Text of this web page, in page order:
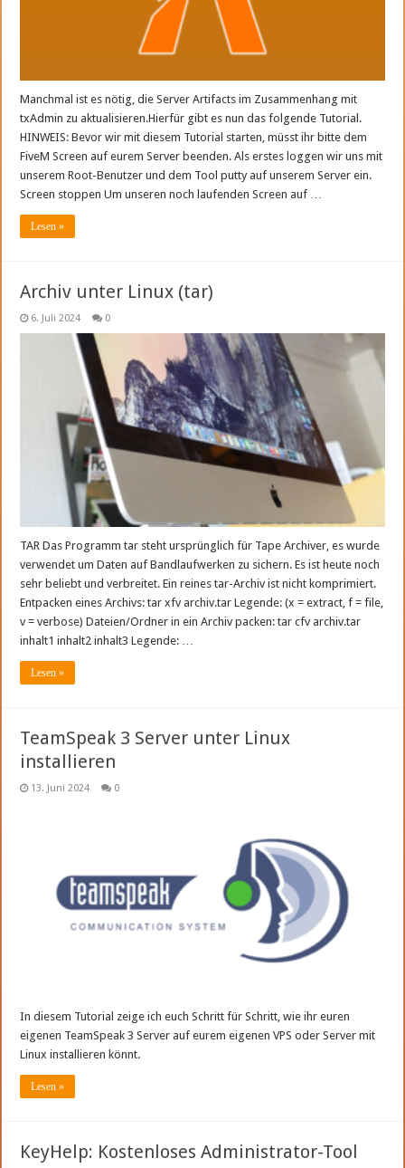
Manchmal ist es nötig, die Server Artifacts im Zusammenhang mit
txAdmin zu aktualisieren.Hierfür gibt es nun das folgende Tutorial.
HINWEIS: Bevor wir mit diesem Tutorial starten, müsst ihr bitte dem
FiveM Screen auf eurem Server beenden. Als erstes loggen wir uns mit
unserem Root-Benutzer und dem Tool putty auf unserem Server ein.
Screen stoppen Um unseren noch laufenden Screen auf …
Lesen »
Archiv unter Linux (tar)
6. Juli 2024 0
TAR Das Programm tar steht ursprünglich für Tape Archiver, es wurde
verwendet um Daten auf Bandlaufwerken zu sichern. Es ist heute noch
sehr beliebt und verbreitet. Ein reines tar-Archiv ist nicht komprimiert.
Entpacken eines Archivs: tar xfv archiv.tar Legende: (x = extract, f = file,
v = verbose) Dateien/Ordner in ein Archiv packen: tar cfv archiv.tar
inhalt1 inhalt2 inhalt3 Legende: …
Lesen »
TeamSpeak 3 Server unter Linux
installieren
13. Juni 2024 0
In diesem Tutorial zeige ich euch Schritt für Schritt, wie ihr euren
eigenen TeamSpeak 3 Server auf eurem eigenen VPS oder Server mit
Linux installieren könnt.
Lesen »
KeyHelp: Kostenloses Administrator-Tool